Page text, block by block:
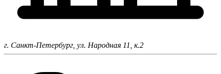
г. Санкт-Петербург, ул. Народная 11, к.2